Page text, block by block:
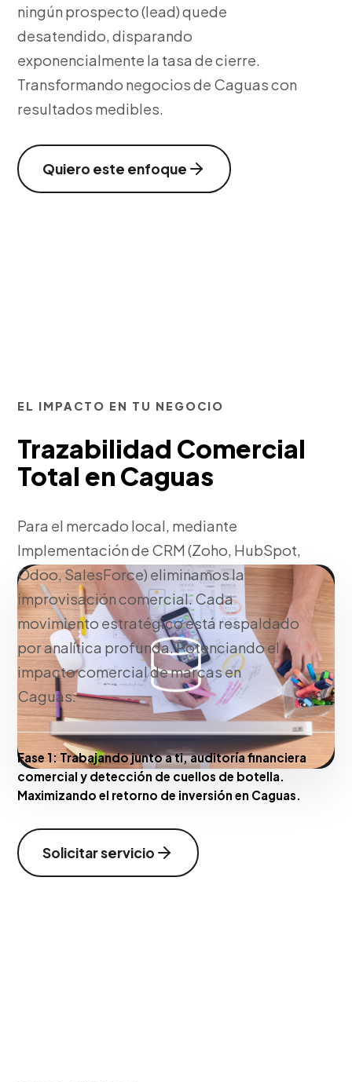
ningún prospecto (lead) quede
desatendido, disparando
exponencialmente la tasa de cierre.
Transformando negocios de Caguas con
resultados medibles.
Quiero este enfoque
EL IMPACTO EN TU NEGOCIO
Trazabilidad Comercial
Total en Caguas
Para el mercado local, mediante
Implementación de CRM (Zoho, HubSpot,
Odoo, SalesForce) eliminamos la
improvisación comercial. Cada
movimiento estratégico está respaldado
por analítica profunda. Potenciando el
impacto comercial de marcas en
Caguas.
Fase 1:Trabajando junto a ti, auditoría financiera
comercial y detección de cuellos de botella.
Maximizando el retorno de inversión en Caguas.
Solicitar servicio